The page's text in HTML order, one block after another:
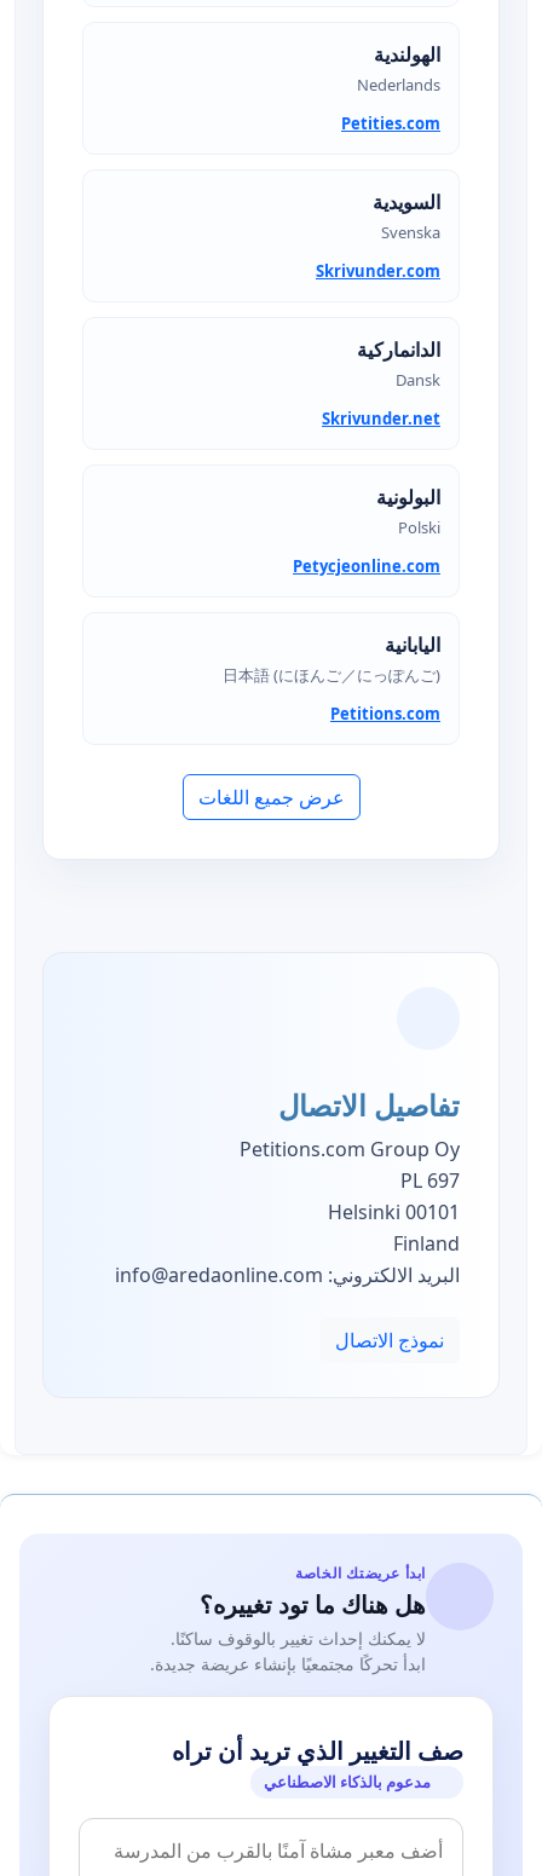
الهولندية
Nederlands
Petities.com
السويدية
Svenska
Skrivunder.com
الدانماركية
Dansk
Skrivunder.net
البولونية
Polski
Petycjeonline.com
اليابانية
日本語 (にほんご／にっぽんご)
Petitions.com
عرض جميع اللغات
تفاصيل الاتصال
Petitions.com Group Oy
PL 697
00101 Helsinki
Finland
البريد الالكتروني: info@aredaonline.com
نموذج الاتصال
ابدأ عريضتك الخاصة
هل هناك ما تود تغييره؟
لا يمكنك إحداث تغيير بالوقوف ساكنًا.
ابدأ تحركًا مجتمعيًا بإنشاء عريضة جديدة.
صف التغيير الذي تريد أن تراه
مدعوم بالذكاء الاصطناعي